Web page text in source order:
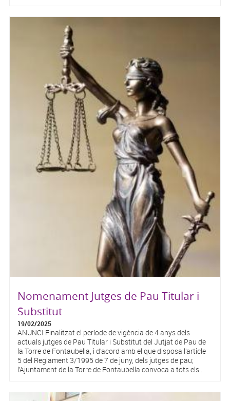
Nomenament Jutges de Pau Titular i
Substitut
19/02/2025
ANUNCI Finalitzat el període de vigència de 4 anys dels
actuals jutges de Pau Titular i Substitut del Jutjat de Pau de
la Torre de Fontaubella, i d’acord amb el que disposa l’article
5 del Reglament 3/1995 de 7 de juny, dels jutges de pau;
l’Ajuntament de la Torre de Fontaubella convoca a tots els...